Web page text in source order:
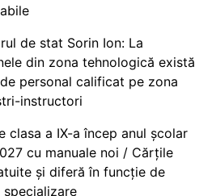
de stat Sorin Ion: La
din zona tehnologică există
personal calificat pe zona
instructori
clasa a IX-a încep anul școlar
cu manuale noi / Cărțile
și diferă în funcție de